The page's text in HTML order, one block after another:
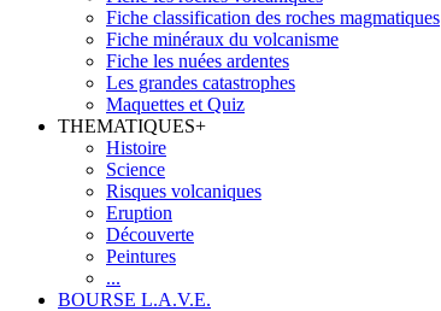
Fiche classification des roches magmatiques
Fiche minéraux du volcanisme
Fiche les nuées ardentes
Les grandes catastrophes
Maquettes et Quiz
THEMATIQUES+
Histoire
Science
Risques volcaniques
Eruption
Découverte
Peintures
...
BOURSE L.A.V.E.